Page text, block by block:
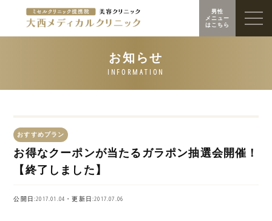
男性
メニュー
はこちら
おすすめプラン
お得なクーポンが当たるガラポン抽選会開催！
【終了しました】
公開日:2017.01.04・更新日:2017.07.06